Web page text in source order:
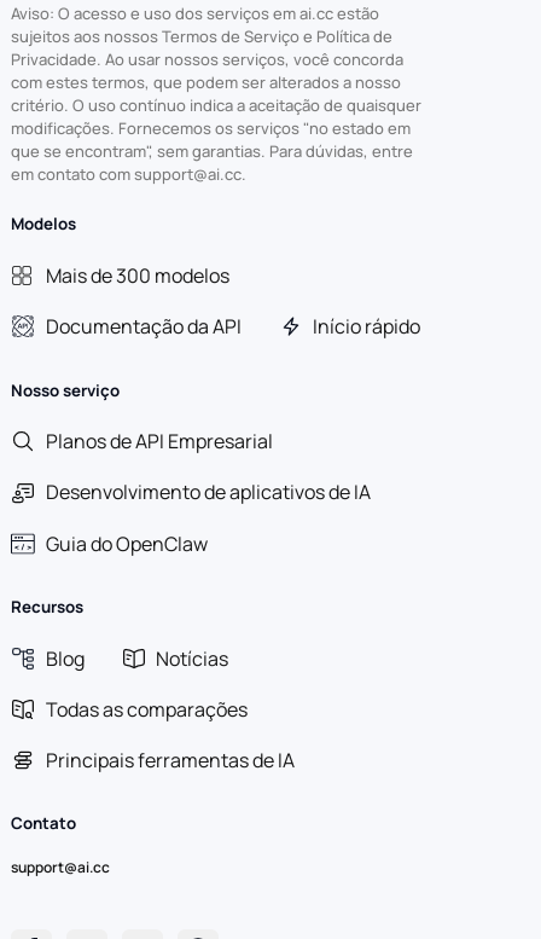
Aviso: O acesso e uso dos serviços em ai.cc estão
sujeitos aos nossos Termos de Serviço e Política de
Privacidade. Ao usar nossos serviços, você concorda
com estes termos, que podem ser alterados a nosso
critério. O uso contínuo indica a aceitação de quaisquer
modificações. Fornecemos os serviços "no estado em
que se encontram", sem garantias. Para dúvidas, entre
em contato com support@ai.cc.
Modelos
Mais de 300 modelos
Documentação da API
Início rápido
Nosso serviço
Planos de API Empresarial
Desenvolvimento de aplicativos de IA
Guia do OpenClaw
Recursos
Blog
Notícias
Todas as comparações
Principais ferramentas de IA
Contato
support@ai.cc